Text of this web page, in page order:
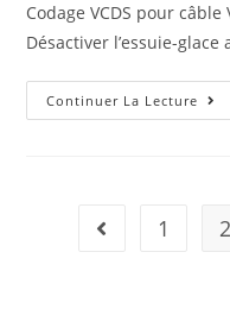
Codage VCDS pour câble
Désactiver l’essuie-
Continuer La Lecture
Go to the
1 2